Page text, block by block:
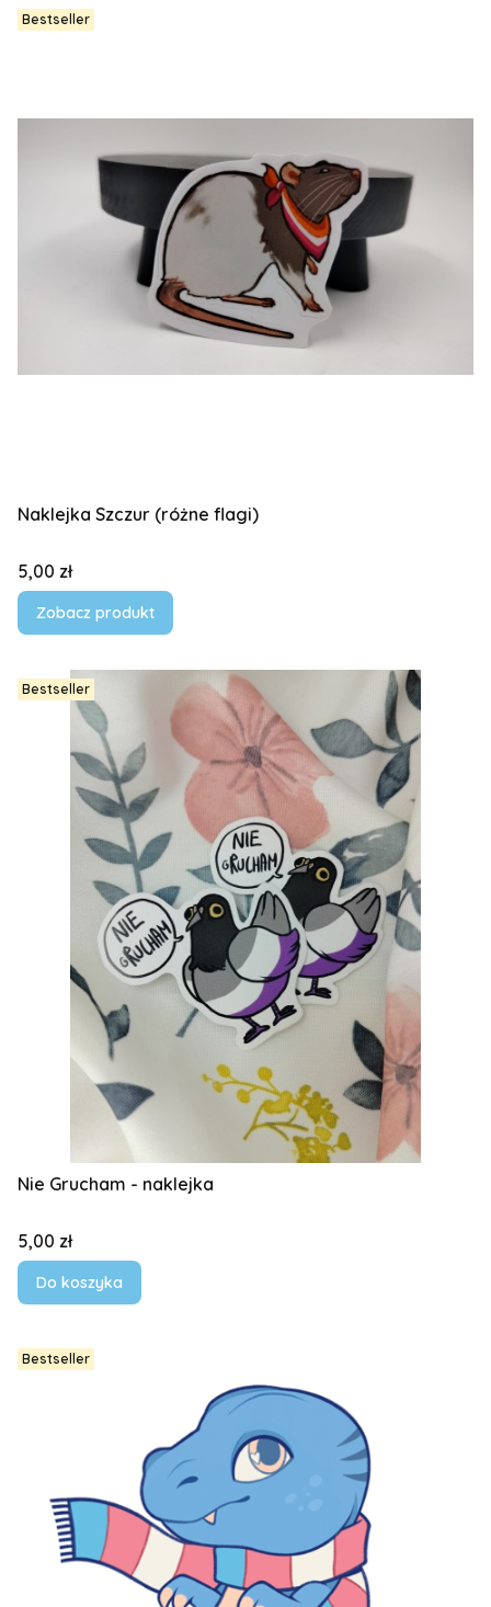
Bestseller
Naklejka Szczur (różne flagi)
Cena
5,00 zł
Zobacz produkt
Bestseller
Nie Grucham - naklejka
Cena
5,00 zł
Do koszyka
Bestseller